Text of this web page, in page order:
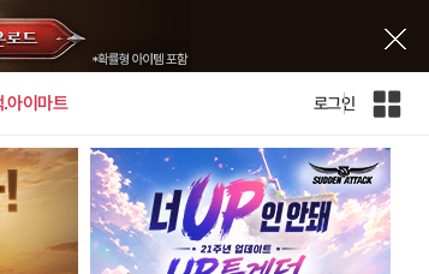
아이마트 로그인
인
전
사
이
트